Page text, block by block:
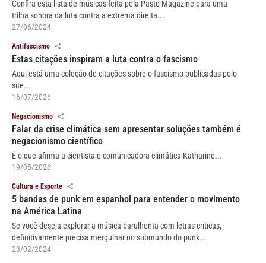
Confira esta lista de músicas feita pela Paste Magazine para uma
trilha sonora da luta contra a extrema direita...
27/06/2024
Antifascismo
Estas citações inspiram a luta contra o fascismo
Aqui está uma coleção de citações sobre o fascismo publicadas pelo
site...
16/07/2026
Negacionismo
Falar da crise climática sem apresentar soluções também é
negacionismo científico
É o que afirma a cientista e comunicadora climática Katharine...
19/05/2026
Cultura e Esporte
5 bandas de punk em espanhol para entender o movimento
na América Latina
Se você deseja explorar a música barulhenta com letras críticas,
definitivamente precisa mergulhar no submundo do punk...
23/02/2024